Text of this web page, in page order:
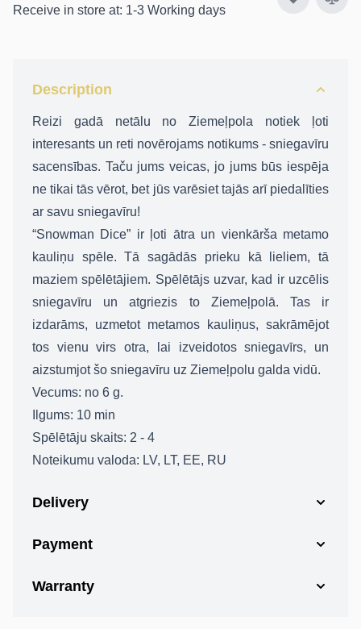
Receive in store at: 1-3 Working days
Description
Reizi gadā netālu no Ziemeļpola notiek ļoti
interesants un reti novērojams notikums - sniegavīru
sacensības. Taču jums veicas, jo jums būs iespēja
ne tikai tās vērot, bet jūs varēsiet tajās arī piedalīties
ar savu sniegavīru!
“Snowman Dice” ir ļoti ātra un vienkārša metamo
kauliņu spēle. Tā sagādās prieku kā lieliem, tā
maziem spēlētājiem. Spēlētājs uzvar, kad ir uzcēlis
sniegavīru un atgriezis to Ziemeļpolā. Tas ir
izdarāms, uzmetot metamos kauliņus, sakrāmējot
tos vienu virs otra, lai izveidotos sniegavīrs, un
aizstumjot šo sniegavīru uz Ziemeļpolu galda vidū.
Vecums: no 6 g.
Ilgums: 10 min
Spēlētāju skaits: 2 - 4
Noteikumu valoda: LV, LT, EE, RU
Delivery
Payment
Warranty